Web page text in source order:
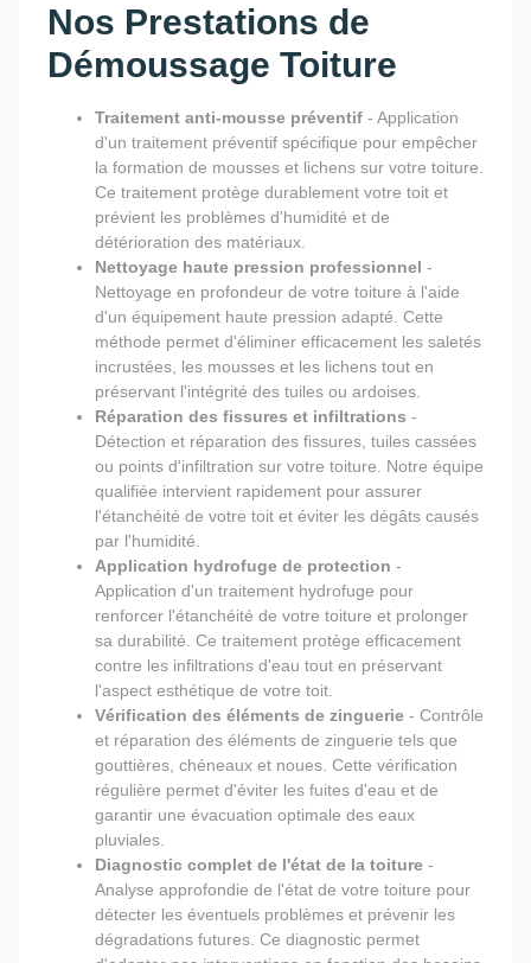
Nos Prestations de
Démoussage Toiture
Traitement anti-mousse préventif - Application
d'un traitement préventif spécifique pour empêcher
la formation de mousses et lichens sur votre toiture.
Ce traitement protège durablement votre toit et
prévient les problèmes d'humidité et de
détérioration des matériaux.
Nettoyage haute pression professionnel -
Nettoyage en profondeur de votre toiture à l'aide
d'un équipement haute pression adapté. Cette
méthode permet d'éliminer efficacement les saletés
incrustées, les mousses et les lichens tout en
préservant l'intégrité des tuiles ou ardoises.
Réparation des fissures et infiltrations -
Détection et réparation des fissures, tuiles cassées
ou points d'infiltration sur votre toiture. Notre équipe
qualifiée intervient rapidement pour assurer
l'étanchéité de votre toit et éviter les dégâts causés
par l'humidité.
Application hydrofuge de protection -
Application d'un traitement hydrofuge pour
renforcer l'étanchéité de votre toiture et prolonger
sa durabilité. Ce traitement protège efficacement
contre les infiltrations d'eau tout en préservant
l'aspect esthétique de votre toit.
Vérification des éléments de zinguerie - Contrôle
et réparation des éléments de zinguerie tels que
gouttières, chéneaux et noues. Cette vérification
régulière permet d'éviter les fuites d'eau et de
garantir une évacuation optimale des eaux
pluviales.
Diagnostic complet de l'état de la toiture -
Analyse approfondie de l'état de votre toiture pour
détecter les éventuels problèmes et prévenir les
dégradations futures. Ce diagnostic permet